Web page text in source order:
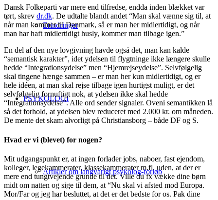
Erindringer
PSYKOLOGI
Artikler om langvarigt psykolog-forløb
Dansk Folkeparti var mere end tilfredse, endda inden blækket var
tørt, skrev dr.dk. De udtalte blandt andet “Man skal vænne sig til, at
når man kommer til Danmark, så er man hermidlertidigt, og når
man har haft midlertidigt husly, kommer man tilbage igen.”
En del af den nye lovgivning havde også det, man kan kalde
“semantisk karakter”, idet ydelsen til flygtninge ikke længere skulle
hedde “Integrationsydelse” men “Hjemrejseydelse”. Selvfølgelig
skal tingene hænge sammen – er man her kun midlertidigt, og er
hele idéen, at man skal rejse tilbage igen hurtigst muligt, er det
selvfølgelig fornuftigt nok, at ydelsen ikke skal hedde
“Integrationsydelse”. Alle ord sender signaler. Oveni semantikken lå
så det forhold, at ydelsen blev reduceret med 2.000 kr. om måneden.
De mente det skam alvorligt på Christiansborg – både DF og S.
Hvad er vi (blevet) for nogen?
Mit udgangspunkt er, at ingen forlader jobs, naboer, fast ejendom,
kolleger, legekammerater, klassekammerater m.fl. uden, at der er
mere end tungtvejende grunde til det. Ville du fx vække dine børn
midt om natten og sige til dem, at “Nu skal vi afsted mod Europa.
Mor/Far og jeg har besluttet, at det er det bedste for os. Pak dine